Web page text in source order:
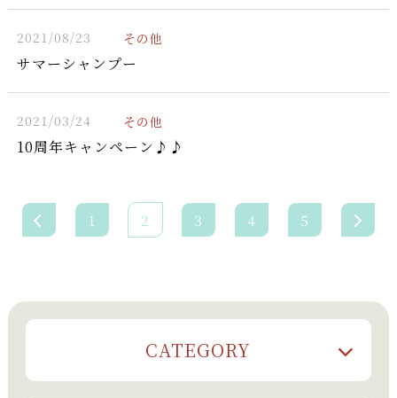
2021/08/23 その他
サマーシャンプー
2021/03/24 その他
10周年キャンペーン♪♪
1 2 3 4 5
CATEGORY